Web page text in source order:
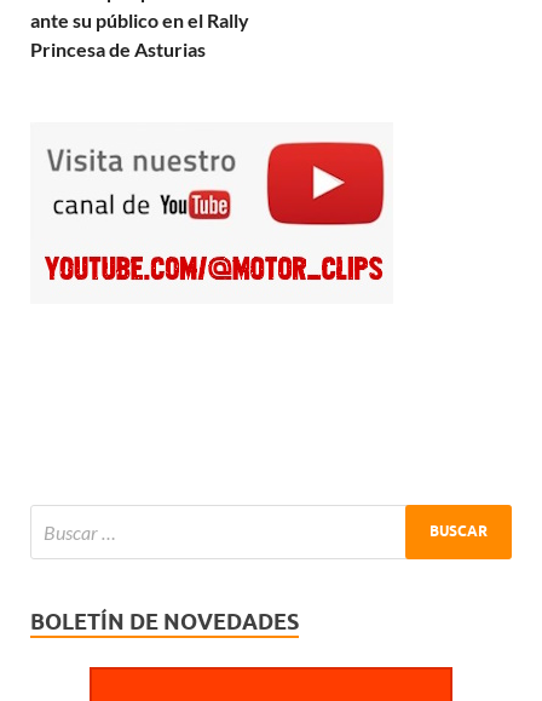
ante su público en el Rally
Princesa de Asturias
BOLETÍN DE NOVEDADES